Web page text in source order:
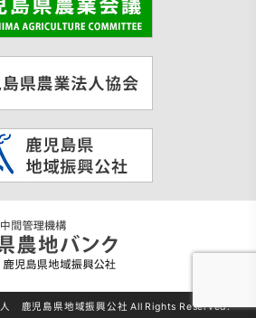
鹿児島県地域振興公社 All Rights Reserved.